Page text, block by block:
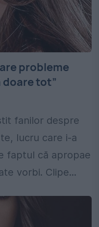
probleme
doare tot”
fanilor despre
lucru care i-a
faptul că apropae
vorbi. Clipe...